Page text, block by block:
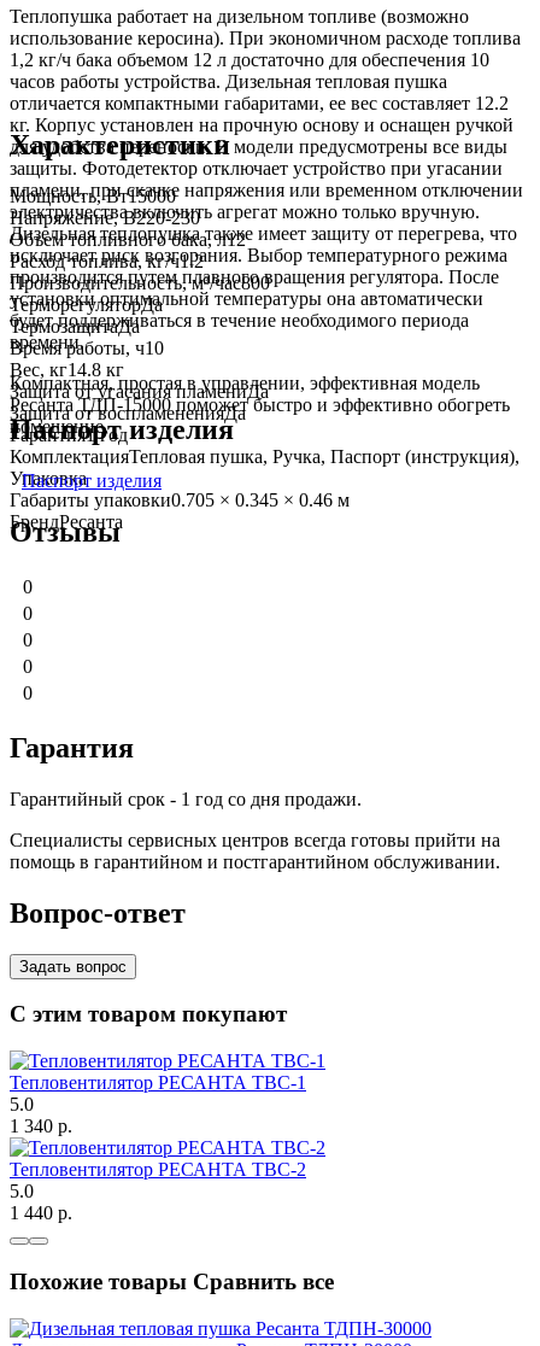
Теплопушка работает на дизельном топливе (возможно
использование керосина). При экономичном расходе топлива
1,2 кг/ч бака объемом 12 л достаточно для обеспечения 10
часов работы устройства. Дизельная тепловая пушка
отличается компактными габаритами, ее вес составляет 12.2
кг. Корпус установлен на прочную основу и оснащен ручкой
для удобства переноски. В модели предусмотрены все виды
защиты. Фотодетектор отключает устройство при угасании
пламени, при скачке напряжения или временном отключении
электричества включить агрегат можно только вручную.
Дизельная теплопушка также имеет защиту от перегрева, что
исключает риск возгорания. Выбор температурного режима
производится путем плавного вращения регулятора. После
установки оптимальной температуры она автоматически
будет поддерживаться в течение необходимого периода
времени.
Компактная, простая в управлении, эффективная модель
Ресанта ТДП-15000 поможет быстро и эффективно обогреть
помещение.
Характеристики
Мощность, Вт15000
Напряжение, В220-230
Объем топливного бака, л12
Расход топлива, кг/ч1.2
Производительность, м³/час800
ТерморегуляторДа
ТермозащитаДа
Время работы, ч10
Вес, кг14.8 кг
Защита от угасания пламениДа
Защита от воспламененияДа
Гарантия1 год
КомплектацияТепловая пушка, Ручка, Паспорт (инструкция),
Упаковка
Габариты упаковки0.705 × 0.345 × 0.46 м
БрендРесанта
Паспорт изделия
Паспорт изделия
Отзывы
0
0
0
0
0
Гарантия
Гарантийный срок - 1 год со дня продажи.
Специалисты сервисных центров всегда готовы прийти на
помощь в гарантийном и постгарантийном обслуживании.
Вопрос-ответ
Задать вопрос
С этим товаром покупают
Тепловентилятор РЕСАНТА ТВС-1
5.0
1 340 p.
Тепловентилятор РЕСАНТА ТВС-2
5.0
1 440 p.
Похожие товары Сравнить все